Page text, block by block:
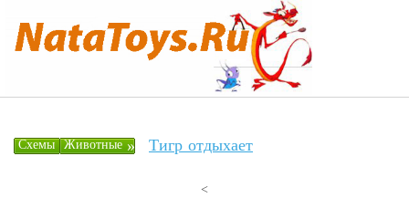
Схемы »
Животные Тигр отдыхает
<